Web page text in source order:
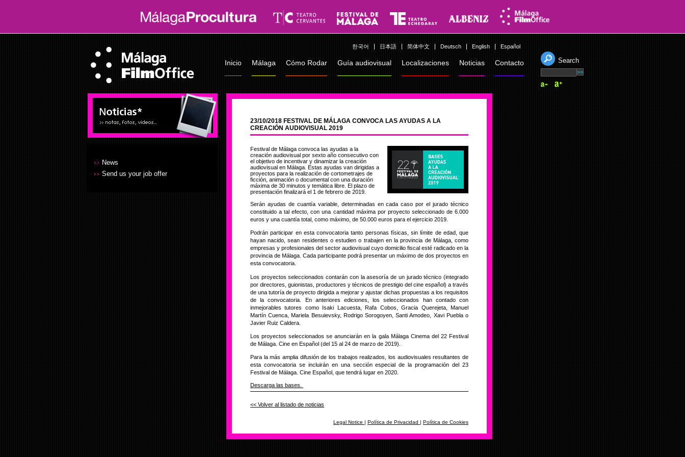
Español
English
Deutsch
简体中文
日本語
한국어
Inicio Málaga Cómo Rodar Guía audiovisual Localizaciones Noticias Contacto Search
News
Send us your job offer
23/10/2018 FESTIVAL DE MÁLAGA CONVOCA LAS AYUDAS A LA
CREACIÓN AUDIOVISUAL 2019
Festival de Málaga convoca las ayudas a la
creación audiovisual por sexto año consecutivo con
el objetivo de incentivar y dinamizar la creación
audiovisual en Málaga. Estas ayudas van dirigidas a
proyectos para la realización de cortometrajes de
ficción, animación o documental con una duración
máxima de 30 minutos y temática libre. El plazo de
presentación finalizará el 1 de febrero de 2019.
Serán ayudas de cuantía variable, determinadas en cada caso por el jurado técnico
constituido a tal efecto, con una cantidad máxima por proyecto seleccionado de 6.000
euros y una cuantía total, como máximo, de 50.000 euros para el ejercicio 2019.
Podrán participar en esta convocatoria tanto personas físicas, sin límite de edad, que
hayan nacido, sean residentes o estudien o trabajen en la provincia de Málaga, como
empresas y profesionales del sector audiovisual cuyo domicilio fiscal esté radicado en la
provincia de Málaga. Cada participante podrá presentar un máximo de dos proyectos en
esta convocatoria.
Los proyectos seleccionados contarán con la asesoría de un jurado técnico (integrado
por directores, guionistas, productores y técnicos de prestigio del cine español) a través
de una tutoría de proyecto dirigida a mejorar y ajustar dichas propuestas a los requisitos
de la convocatoria. En anteriores ediciones, los seleccionados han contado con
inmejorables tutores como Isaki Lacuesta, Rafa Cobos, Gracia Querejeta, Manuel
Martín Cuenca, Mariela Besuievsky, Rodrigo Sorogoyen, Santi Amodeo, Xavi Puebla o
Javier Ruiz Caldera.
Los proyectos seleccionados se anunciarán en la gala Málaga Cinema del 22 Festival
de Málaga. Cine en Español (del 15 al 24 de marzo de 2019).
Para la más amplia difusión de los trabajos realizados, los audiovisuales resultantes de
esta convocatoria se incluirán en una sección especial de la programación del 23
Festival de Málaga. Cine Español, que tendrá lugar en 2020.
Descarga las bases.
<< Volver al listado de noticias
Legal Notice | Política de Privacidad | Política de Cookies